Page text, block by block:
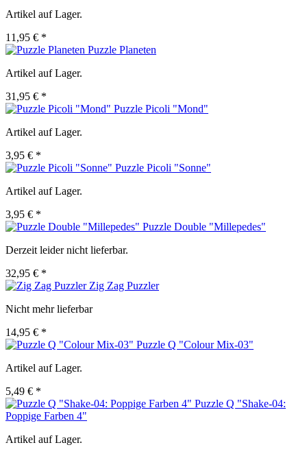
Artikel auf Lager.
11,95 € *
Puzzle Planeten
Artikel auf Lager.
31,95 € *
Puzzle Picoli "Mond"
Artikel auf Lager.
3,95 € *
Puzzle Picoli "Sonne"
Artikel auf Lager.
3,95 € *
Puzzle Double "Millepedes"
Derzeit leider nicht lieferbar.
32,95 € *
Zig Zag Puzzler
Nicht mehr lieferbar
14,95 € *
Puzzle Q "Colour Mix-03"
Artikel auf Lager.
5,49 € *
Puzzle Q "Shake-04:
Poppige Farben 4"
Artikel auf Lager.